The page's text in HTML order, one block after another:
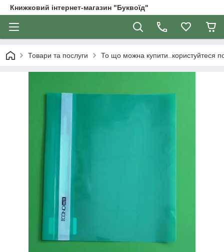
Книжковий інтернет-магазин "Буквоїд"
Товари та послуги То що можна купити..користуйтеся